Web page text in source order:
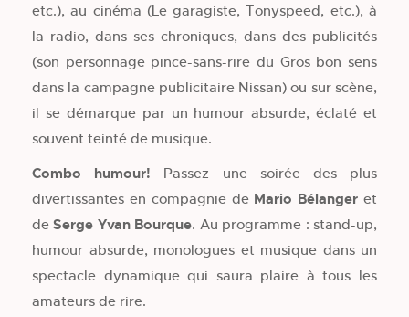
etc.), au cinéma (Le garagiste, Tonyspeed, etc.), à
la radio, dans ses chroniques, dans des publicités
(son personnage pince-sans-rire du Gros bon sens
dans la campagne publicitaire Nissan) ou sur scène,
il se démarque par un humour absurde, éclaté et
souvent teinté de musique.
Combo humour! Passez une soirée des plus
divertissantes en compagnie de Mario Bélangeret
deSerge Yvan Bourque. Au programme : stand-up,
humour absurde, monologues et musique dans un
spectacle dynamique qui saura plaire à tous les
amateurs de rire.